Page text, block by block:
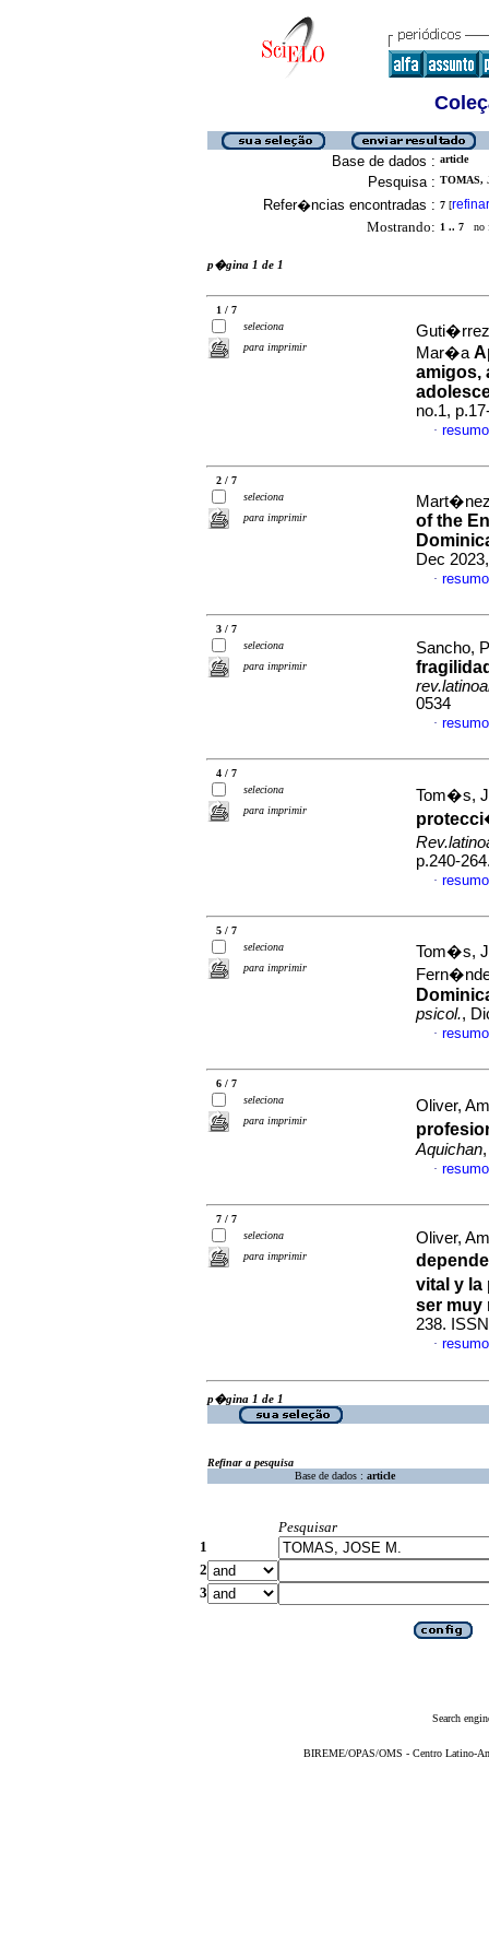
Base de dados : article
Pesquisa : TOMAS,
Refer�ncias encontradas : 7 [refinar
Mostrando: 1 .. 7 no
p�gina 1 de 1
1 / 7
seleciona
para imprimir
Mar�a
amigos,
no.1,
·
2 / 7
seleciona
para imprimir
of the
Dec
·
3 / 7
seleciona
para imprimir
Sancho,
0534
·
4 / 7
seleciona
para imprimir
Tom�s,
p.240-
·
5 / 7
seleciona
para imprimir
Tom�s,
psicol.,
·
6 / 7
seleciona
para imprimir
Oliver,
Aquichan
·
7 / 7
seleciona
para imprimir
Oliver,
vital y
ser muy
238.
·
p�gina 1 de 1
Refinar a pesquisa
Base de dados : article
Pesquisar
1
2
3
Search
BIREME/OPAS/OMS - Centro Latino-